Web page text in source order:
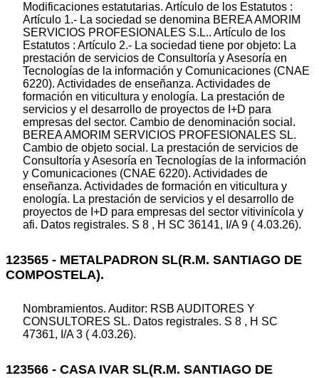
Modificaciones estatutarias. Artículo de los Estatutos :
Artículo 1.- La sociedad se denomina BEREA AMORIM
SERVICIOS PROFESIONALES S.L.. Artículo de los
Estatutos : Artículo 2.- La sociedad tiene por objeto: La
prestación de servicios de Consultoría y Asesoría en
Tecnologías de la información y Comunicaciones (CNAE
6220). Actividades de enseñanza. Actividades de
formación en viticultura y enología. La prestación de
servicios y el desarrollo de proyectos de I+D para
empresas del sector. Cambio de denominación social.
BEREA AMORIM SERVICIOS PROFESIONALES SL.
Cambio de objeto social. La prestación de servicios de
Consultoría y Asesoría en Tecnologías de la información
y Comunicaciones (CNAE 6220). Actividades de
enseñanza. Actividades de formación en viticultura y
enología. La prestación de servicios y el desarrollo de
proyectos de I+D para empresas del sector vitivinícola y
afi. Datos registrales. S 8 , H SC 36141, I/A 9 ( 4.03.26).
123565 - METALPADRON SL(R.M. SANTIAGO DE
COMPOSTELA).
Nombramientos. Auditor: RSB AUDITORES Y
CONSULTORES SL. Datos registrales. S 8 , H SC
47361, I/A 3 ( 4.03.26).
123566 - CASA IVAR SL(R.M. SANTIAGO DE